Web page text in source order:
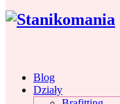
Blog
Działy